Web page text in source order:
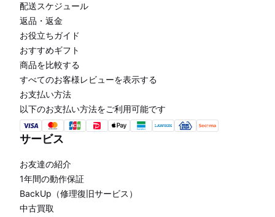
配送スケジュール
返品・返金
お役立ちガイド
おすすめギフト
商品を比較する
すべてのお客様レビューを表示する
お支払い方法
以下のお支払い方法をご利用可能です
サービス
お友達の紹介
1年間の動作保証
BackUp（修理復旧サービス）
中古買取